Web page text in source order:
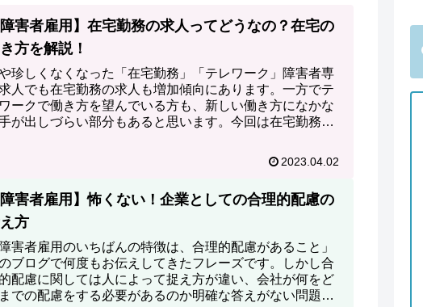
障害者雇用】在宅勤務の求人ってどうなの？在宅の
方を解説！
珍しくなくなった「在宅勤務」「テレワーク」障害者専
人でも在宅勤務の求人も増加傾向にあります。一方でテ
ークで働き方を望んでいる方も、新しい働き方になかな
が出しづらい部分もあると思います。今回は在宅勤務を
2023.04.02
障害者雇用】怖くない！企業としての合理的配慮の
方
障害者雇用のいちばんの特徴は、合理的配慮があること」
ブログで何度もお伝えしてきたフレーズです。しかし合
配慮に関しては人によって捉え方が違い、会社が何をど
での配慮をする必要があるのか明確な答えがない問題で